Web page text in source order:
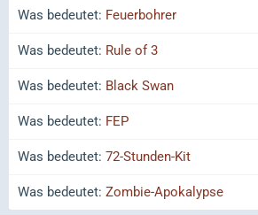
Was bedeutet: Feuerbohrer
Was bedeutet: Rule of 3
Was bedeutet: Black Swan
Was bedeutet: FEP
Was bedeutet: 72-Stunden-Kit
Was bedeutet: Zombie-Apokalypse